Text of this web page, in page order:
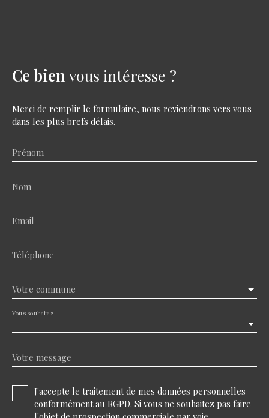
Ce bien vous intéresse ?
Merci de remplir le formulaire, nous reviendrons vers vous
dans les plus brefs délais.
Prénom
Nom
Email
Téléphone
Votre commune
-
Vous souhaitez
Votre message
J'accepte le traitement de mes données personnelles
conformément au RGPD. Si vous ne souhaitez pas faire